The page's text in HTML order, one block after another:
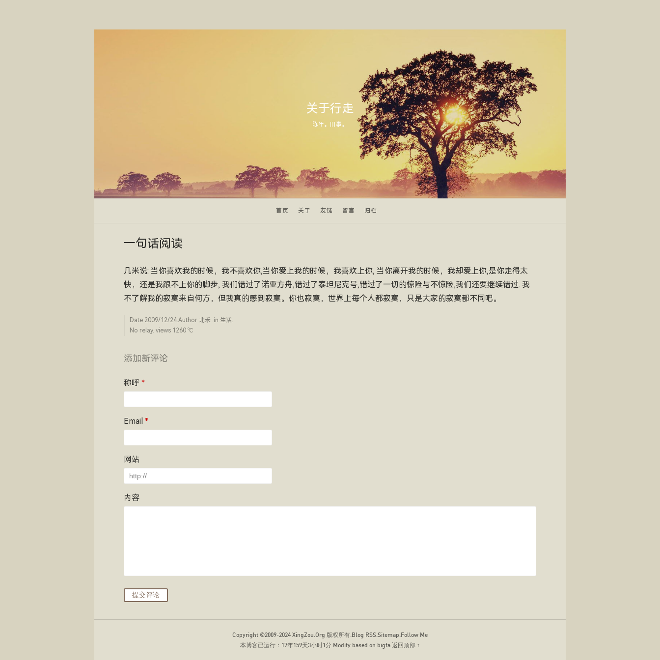
关于行走
陈年。旧事。
首页 关于 友链 留言 归档
一句话阅读
几米说: 当你喜欢我的时候，我不喜欢你,当你爱上我的时候，我喜欢上你, 当你离开我的时候，我却爱上你,是你走得太
快，还是我跟不上你的脚步, 我们错过了诺亚方舟,错过了泰坦尼克号,错过了一切的惊险与不惊险,我们还要继续错过. 我
不了解我的寂寞来自何方，但我真的感到寂寞。你也寂寞，世界上每个人都寂寞，只是大家的寂寞都不同吧。
Date 2009/12/24.Author 北禾 .in 生活.
No relay. views 1260 ­℃
添加新评论
称呼 *
Email *
网站
内容
提交评论
Copyright ©2009-2024 XingZou.Org 版权所有.Blog RSS.Sitemap.Follow Me
本博客已运行： 17年159天3小时1分.Modify based on bigfa 返回顶部 ↑